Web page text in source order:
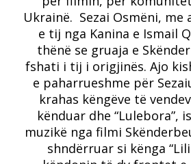
Ukrainë. Sezai Osmëni,
e tij nga Kanina e Ismail
thënë se gruaja e
fshati i tij i origjinës. Ajo
e paharrueshme për
krahas këngëve të
kënduar dhe “Lulebora”,
muzikë nga filmi
shndërruar si kënga